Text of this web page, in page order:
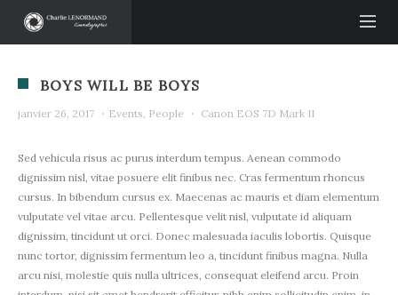
BOYS WILL BE BOYS
janvier 26, 2017 · Events, People · Canon EOS 7D Mark II
Sed vehicula risus ac purus interdum tempus. Aenean commodo
dignissim nisl, vitae posuere elit finibus nec. Cras fermentum rhoncus
cursus. In bibendum cursus ex. Maecenas ac mauris et diam elementum
vulputate vel vitae arcu. Pellentesque velit nisl, vulputate id aliquam
dignissim, tincidunt ut orci. Donec malesuada iaculis lobortis. Quisque
nunc tortor, dignissim fermentum leo a, tincidunt finibus magna. Nulla
arcu nisi, molestie quis nulla ultrices, consequat eleifend arcu. Proin